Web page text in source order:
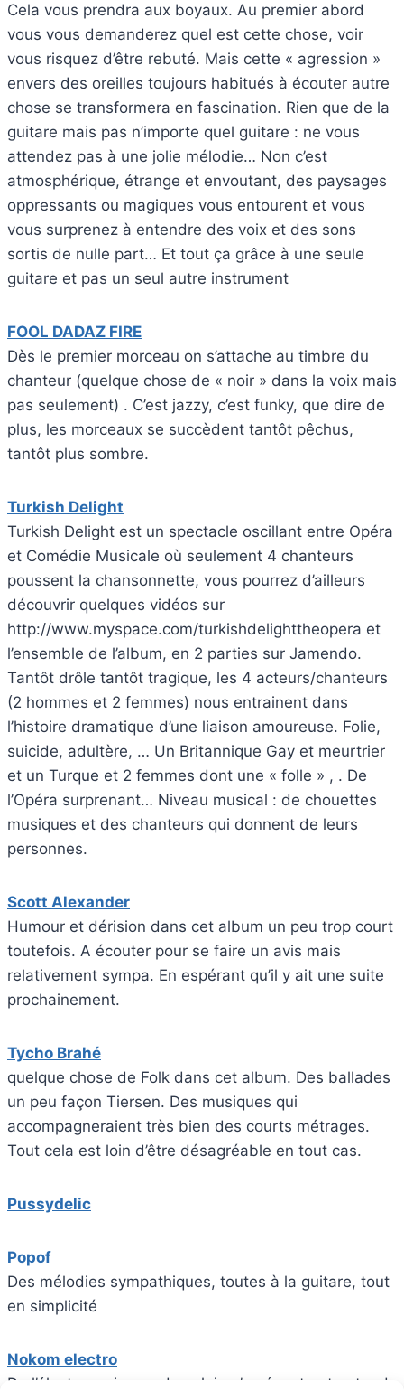
Cela vous prendra aux boyaux. Au premier abord
vous vous demanderez quel est cette chose, voir
vous risquez d’être rebuté. Mais cette « agression »
envers des oreilles toujours habitués à écouter autre
chose se transformera en fascination. Rien que de la
guitare mais pas n’importe quel guitare : ne vous
attendez pas à une jolie mélodie… Non c’est
atmosphérique, étrange et envoutant, des paysages
oppressants ou magiques vous entourent et vous
vous surprenez à entendre des voix et des sons
sortis de nulle part… Et tout ça grâce à une seule
guitare et pas un seul autre instrument
FOOL DADAZ FIRE
Dès le premier morceau on s’attache au timbre du
chanteur (quelque chose de « noir » dans la voix mais
pas seulement) . C’est jazzy, c’est funky, que dire de
plus, les morceaux se succèdent tantôt pêchus,
tantôt plus sombre.
Turkish Delight
Turkish Delight est un spectacle oscillant entre Opéra
et Comédie Musicale où seulement 4 chanteurs
poussent la chansonnette, vous pourrez d’ailleurs
découvrir quelques vidéos sur
http://www.myspace.com/turkishdelighttheopera et
l’ensemble de l’album, en 2 parties sur Jamendo.
Tantôt drôle tantôt tragique, les 4 acteurs/chanteurs
(2 hommes et 2 femmes) nous entrainent dans
l’histoire dramatique d’une liaison amoureuse. Folie,
suicide, adultère, … Un Britannique Gay et meurtrier
et un Turque et 2 femmes dont une « folle » , . De
l’Opéra surprenant… Niveau musical : de chouettes
musiques et des chanteurs qui donnent de leurs
personnes.
Scott Alexander
Humour et dérision dans cet album un peu trop court
toutefois. A écouter pour se faire un avis mais
relativement sympa. En espérant qu’il y ait une suite
prochainement.
Tycho Brahé
quelque chose de Folk dans cet album. Des ballades
un peu façon Tiersen. Des musiques qui
accompagneraient très bien des courts métrages.
Tout cela est loin d’être désagréable en tout cas.
Pussydelic
Popof
Des mélodies sympathiques, toutes à la guitare, tout
en simplicité
Nokom electro
De l’électro mais pas de celui qu’on écoute et entend